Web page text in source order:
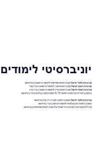
יוניברסיטי
נציגות בלעדית שלאוניברסיטת סמלוויס לתחומי הרפואה בבודפשט
נציגות רשמית שלאוניברסיטת סגד לתחומי הרפואה בעיר סגד
נציגות רשמית שלאוניברסיטת פייץ לתחומי הרפואה בעיר פייץ
נציגות בלעדית של אוניברסיטת ELTE לפסיכולוגיה קלינית בעיר בודפשט
נציגות בלעדית שלהאוניברסיטה לוטרינריה של בודפשט
האוניברסיטה הטכנולוגית לתחומי הנדסה בעיר בודפשט
מכללת מקדניאל המכינה הרשמית של אוניברסיטת סמלוויס בבודפשט